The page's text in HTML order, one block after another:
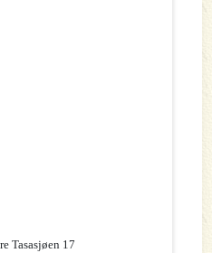
Tasasjøen 17